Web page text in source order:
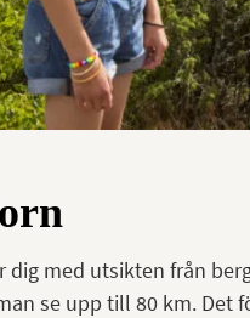
dig med utsikten från
se upp till 80 km. Det